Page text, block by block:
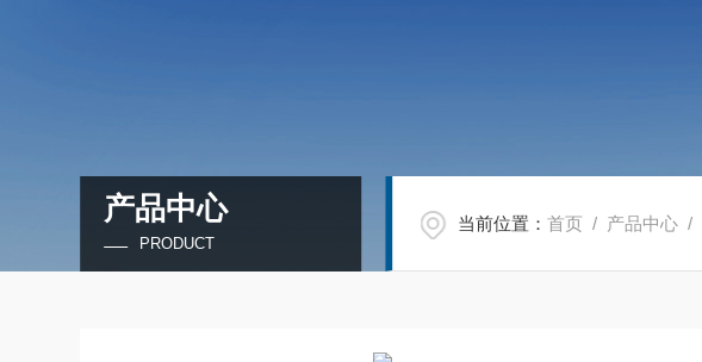
产品中心
PRODUCT
当前位置：首页 / 产品中心 /